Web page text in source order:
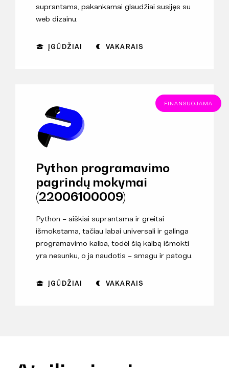
suprantama, pakankamai glaudžiai susijęs su
web dizainu.
ĮGŪDŽIAI VAKARAIS
FINANSUOJAMA
Python programavimo
pagrindų mokymai
(22006100009)
Python – aiškiai suprantama ir greitai
išmokstama, tačiau labai universali ir galinga
programavimo kalba, todėl šią kalbą išmokti
yra nesunku, o ja naudotis – smagu ir patogu.
ĮGŪDŽIAI VAKARAIS